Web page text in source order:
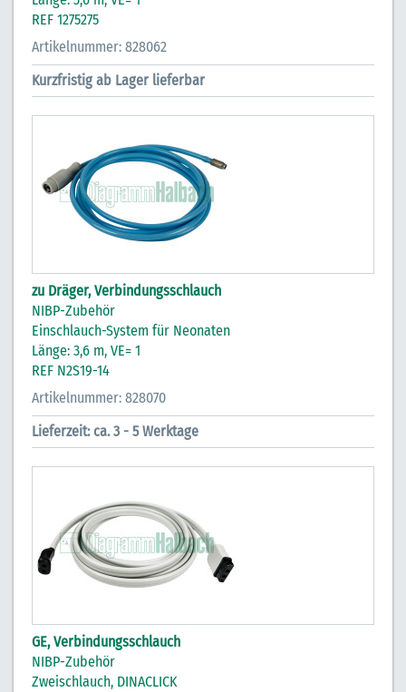
REF 1275275
Artikelnummer: 828062
Kurzfristig ab Lager lieferbar
zu Dräger, Verbindungsschlauch
NIBP-Zubehör
Einschlauch-System für Neonaten
Länge: 3,6 m, VE= 1
REF N2S19-14
Artikelnummer: 828070
Lieferzeit: ca. 3 - 5 Werktage
GE, Verbindungsschlauch
NIBP-Zubehör
Zweischlauch, DINACLICK